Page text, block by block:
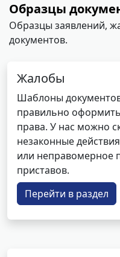
Образцы
Образцы заявлений,
документов.
Жалобы
Шаблоны
правильно
права. У нас можно
незаконные
или неправомерное
приставов.
Перейти в раздел